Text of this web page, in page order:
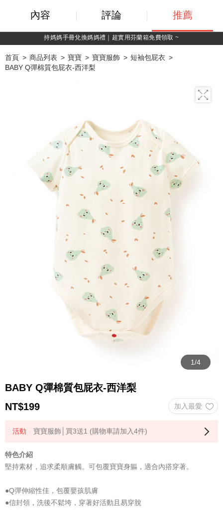
綁定LINE好友，500購物金立即折！
首頁 商品列表 寶寶 寶寶服飾
短袖包屁衣
BABY Q彈棉質包屁衣-西洋梨
BABY Q彈棉質包屁衣-西洋梨
NT$199
寶寶服飾│買3送1 (購物車請加入4件)
特色介紹
堅持素材，追求柔順膚觸。可包覆寶寶身軀，適合內搭穿著。
●Q彈伸縮性佳，包覆嬰孩肌膚
●信封領，洗後不鬆垮，穿著好活動且易穿脫
內容 評論 推薦